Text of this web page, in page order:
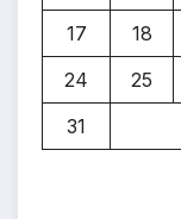
17
18
24
25
31